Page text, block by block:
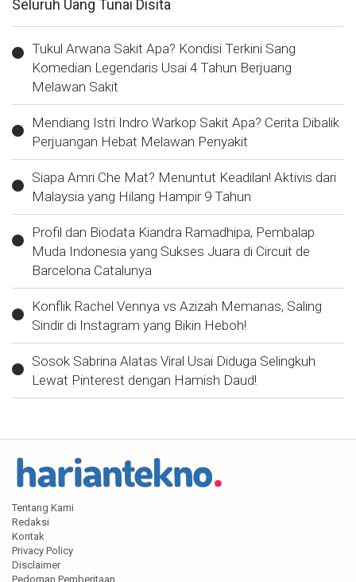
Seluruh Uang Tunai Disita
Tukul Arwana Sakit Apa? Kondisi Terkini Sang
Komedian Legendaris Usai 4 Tahun Berjuang
Melawan Sakit
Mendiang Istri Indro Warkop Sakit Apa? Cerita Dibalik
Perjuangan Hebat Melawan Penyakit
Siapa Amri Che Mat? Menuntut Keadilan! Aktivis dari
Malaysia yang Hilang Hampir 9 Tahun
Profil dan Biodata Kiandra Ramadhipa, Pembalap
Muda Indonesia yang Sukses Juara di Circuit de
Barcelona Catalunya
Konflik Rachel Vennya vs Azizah Memanas, Saling
Sindir di Instagram yang Bikin Heboh!
Sosok Sabrina Alatas Viral Usai Diduga Selingkuh
Lewat Pinterest dengan Hamish Daud!
Tentang Kami
Redaksi
Kontak
Privacy Policy
Disclaimer
Pedoman Pemberitaan